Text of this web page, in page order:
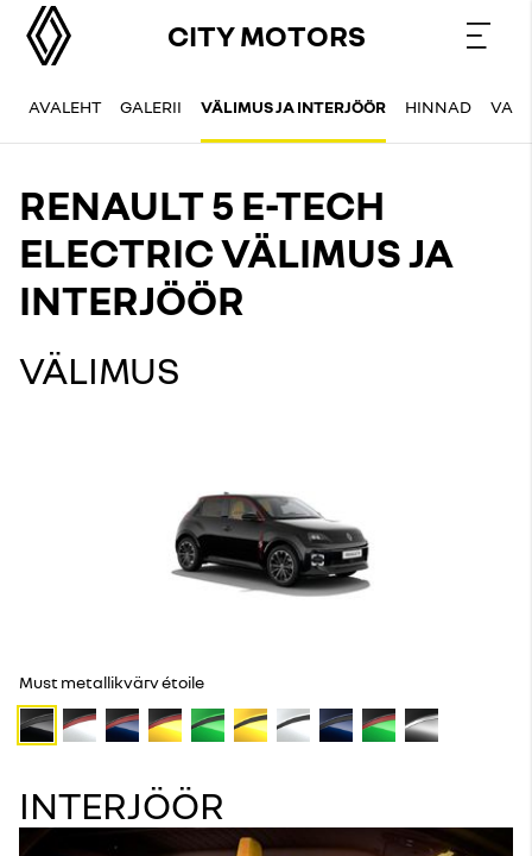
CITY MOTORS
AVALEHT GALERII VÄLIMUS JA INTERJÖÖR HINNAD
RENAULT 5 E-TECH
ELECTRIC VÄLIMUS JA
INTERJÖÖR
VÄLIMUS
Must metallikvärv étoile
INTERJÖÖR